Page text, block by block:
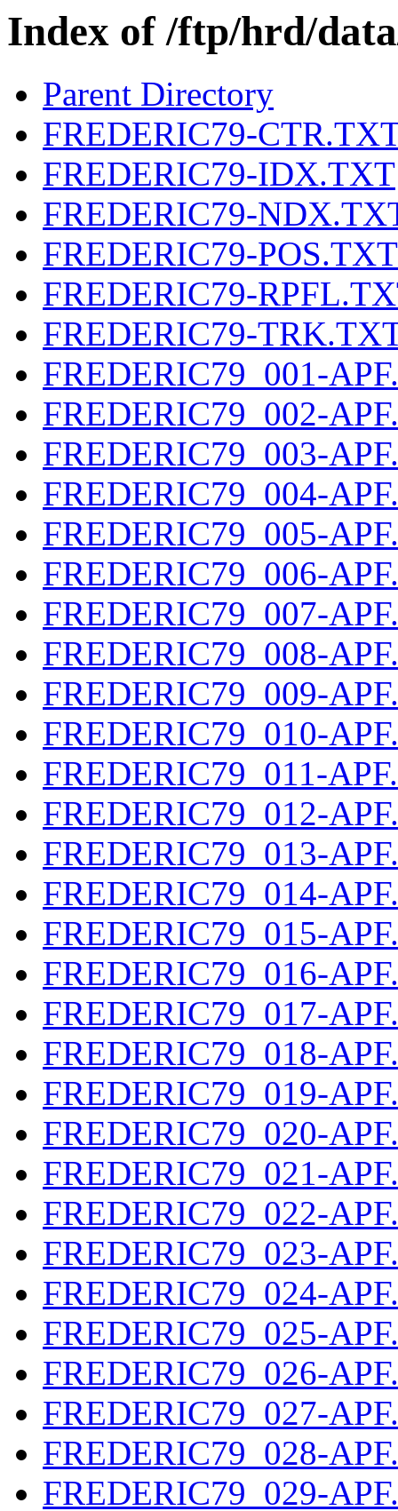
Index of /ftp/hrd/
Parent Directory
FREDERIC79-
FREDERIC79-IDX.TXT
FREDERIC79-
FREDERIC79-POS.TXT
FREDERIC79-
FREDERIC79-
FREDERIC79_001-
FREDERIC79_002-
FREDERIC79_003-
FREDERIC79_004-
FREDERIC79_005-
FREDERIC79_006-
FREDERIC79_007-
FREDERIC79_008-
FREDERIC79_009-
FREDERIC79_010-
FREDERIC79_011-
FREDERIC79_012-
FREDERIC79_013-
FREDERIC79_014-
FREDERIC79_015-
FREDERIC79_016-
FREDERIC79_017-
FREDERIC79_018-
FREDERIC79_019-
FREDERIC79_020-
FREDERIC79_021-
FREDERIC79_022-
FREDERIC79_023-
FREDERIC79_024-
FREDERIC79_025-
FREDERIC79_026-
FREDERIC79_027-
FREDERIC79_028-
FREDERIC79_029-